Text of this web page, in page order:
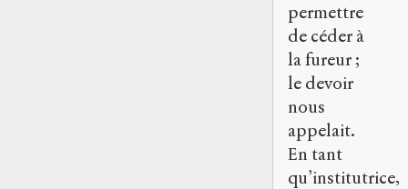
permettre
de céder à
la fureur ;
le devoir
nous
appelait.
En tant
qu’institutrice,